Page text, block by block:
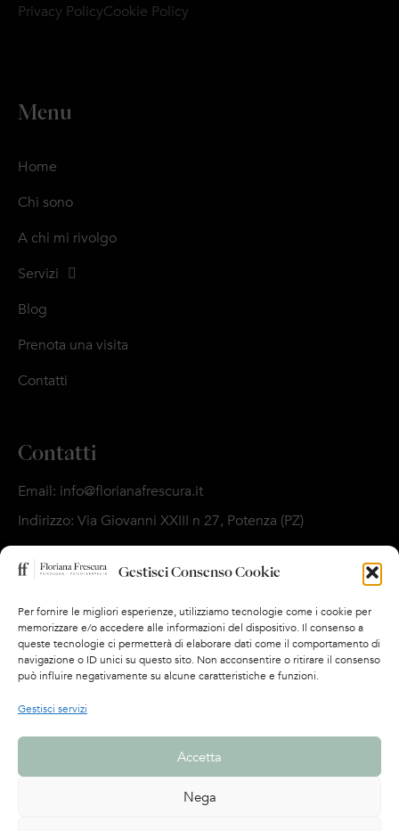
Gestisci Consenso Cookie
Per fornire le migliori esperienze, utilizziamo tecnologie come i cookie per
memorizzare e/o accedere alle informazioni del dispositivo. Il consenso a
queste tecnologie ci permetterà di elaborare dati come il comportamento di
navigazione o ID unici su questo sito. Non acconsentire o ritirare il consenso
può influire negativamente su alcune caratteristiche e funzioni.
Gestisci servizi
Accetta
Nega
Privacy PolicyCookie Policy
Menu
Home
Chi sono
A chi mi rivolgo
Servizi
Blog
Prenota una visita
Contatti
Contatti
Email: info@florianafrescura.it
Indirizzo: Via Giovanni XXIII n 27, Potenza (PZ)
Seguimi su
Dove ricevo